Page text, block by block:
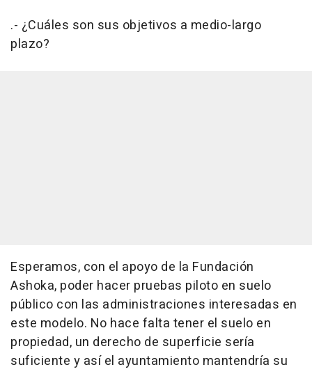
.- ¿Cuáles son sus objetivos a medio-largo
plazo?
Esperamos, con el apoyo de la Fundación
Ashoka, poder hacer pruebas piloto en suelo
público con las administraciones interesadas en
este modelo. No hace falta tener el suelo en
propiedad, un derecho de superficie sería
suficiente y así el ayuntamiento mantendría su